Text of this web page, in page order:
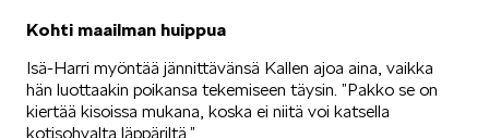
Kohti maailman huippua
Isä-Harri myöntää jännittävänsä Kallen ajoa aina, vaikka
hän luottaakin poikansa tekemiseen täysin. ”Pakko se on
kiertää kisoissa mukana, koska ei niitä voi katsella
kotisohvalta läppäriltä.”